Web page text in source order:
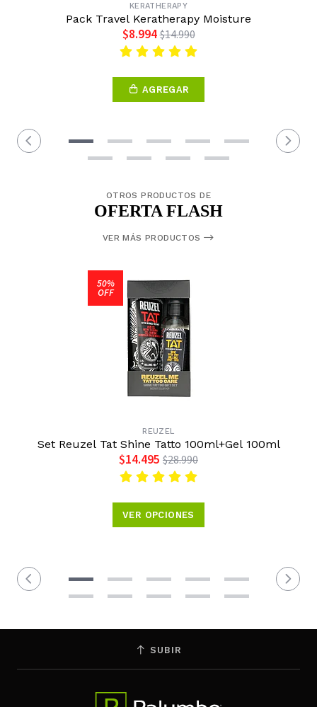
KERATHERAPY
Pack Travel Keratherapy Moisture
$8.994 $14.990
AGREGAR
OTROS PRODUCTOS DE
OFERTA FLASH
VER MÁS PRODUCTOS
50%
OFF
REUZEL
Set Reuzel Tat Shine Tatto 100ml+Gel 100ml
$14.495 $28.990
VER OPCIONES
SUBIR